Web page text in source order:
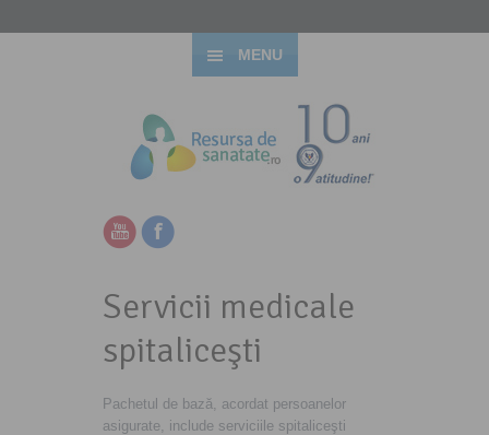
MENU
Servicii medicale
spitaliceşti
Pachetul de bază, acordat persoanelor
asigurate, include serviciile spitaliceşti